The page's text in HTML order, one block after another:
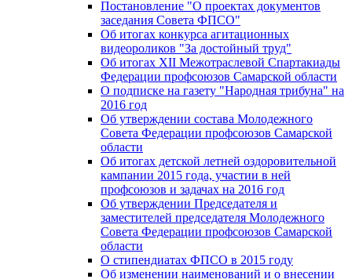
Постановление "О проектах документов
заседания Совета ФПСО"
Об итогах конкурса агитационных
видеороликов "За достойный труд"
Об итогах XII Межотраслевой Спартакиады
Федерации профсоюзов Самарской области
О подписке на газету "Народная трибуна" на
2016 год
Об утверждении состава Молодежного
Совета Федерации профсоюзов Самарской
области
Об итогах детской летней оздоровительной
кампании 2015 года, участии в ней
профсоюзов и задачах на 2016 год
Об утверждении Председателя и
заместителей председателя Молодежного
Совета Федерации профсоюзов Самарской
области
О стипендиатах ФПСО в 2015 году
Об изменении наименований и о внесении